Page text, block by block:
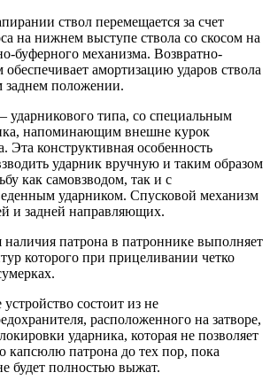
ствол перемещается за счет
на нижнем выступе ствола со скосом на
буферного механизма. Возвратно-
амортизацию ударов ствола
заднем положении.
ударникового типа, со специальным
напоминающим внешне курок
Эта конструктивная особенность
ударник вручную и таким образом
как самовзводом, так и с
ударником. Спусковой механизм
и задней направляющих.
патрона в патроннике выполняет
которого при прицеливании четко
состоит из не
расположенного на затворе,
ударника, которая не позволяет
капсюлю патрона до тех пор, пока
будет полностью выжат.